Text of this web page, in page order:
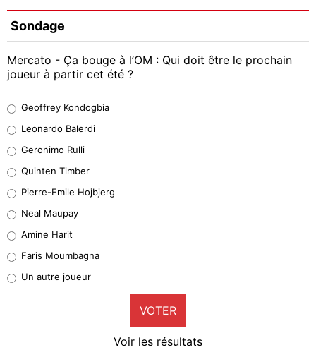
Sondage
Mercato - Ça bouge à l’OM : Qui doit être le prochain
joueur à partir cet été ?
38%
32%
5%
1%
9%
Geoffrey Kondogbia
Leonardo Balerdi
Geronimo Rulli
Quinten Timber
Pierre-Emile Hojbjerg
Neal Maupay
Amine Harit
Faris Moumbagna
Un autre joueur
VOTER
Voir les résultats